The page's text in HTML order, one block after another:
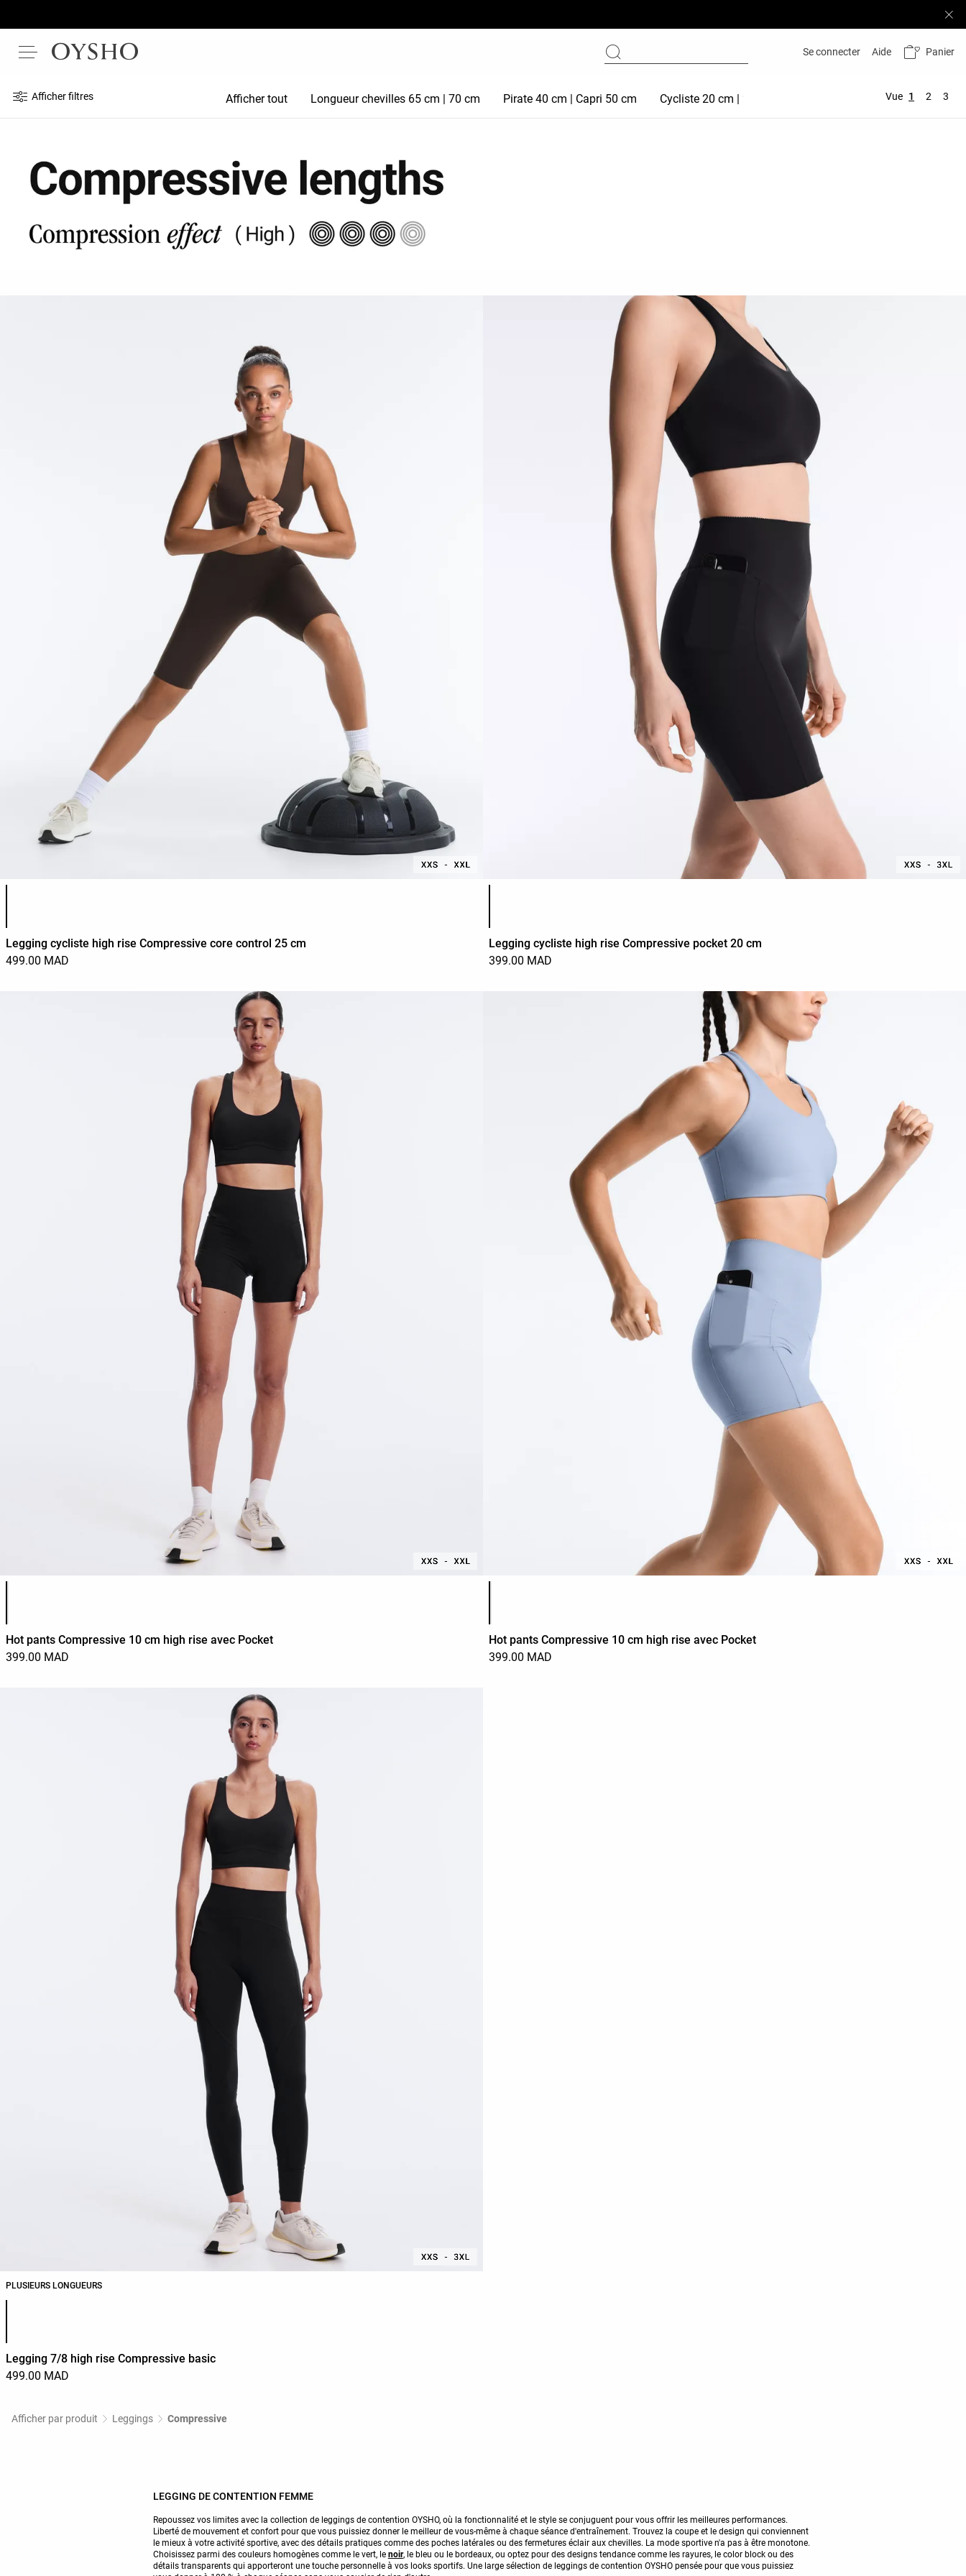
Se connecter Aide Panier
Afficher filtres Afficher tout Longueur chevilles 65 cm | 70 cm Pirate 40 cm | Capri 50 cm Cycliste 20 cm | 25 cm Hot Pant 5 cm | 10 cm
Vue 1 2 3
Legging cycliste high rise Compressive core control 25 cm
499.00 MAD
Legging cycliste high rise Compressive pocket 20 cm
399.00 MAD
Liste des couleurs du produit
Hot pants Compressive 10 cm high rise avec Pocket
399.00 MAD
Liste des couleurs du produit
Hot pants Compressive 10 cm high rise avec Pocket
399.00 MAD
PLUSIEURS LONGUEURS
Legging 7/8 high rise Compressive basic
499.00 MAD
Afficher par produit Leggings Compressive
LEGGING DE CONTENTION FEMME
Repoussez vos limites avec la collection de leggings de contention OYSHO, où la fonctionnalité et le style se conjuguent pour vous offrir les meilleures performances.
Liberté de mouvement et confort pour que vous puissiez donner le meilleur de vous-même à chaque séance d'entraînement. Trouvez la coupe et le design qui conviennent
le mieux à votre activité sportive, avec des détails pratiques comme des poches latérales ou des fermetures éclair aux chevilles. La mode sportive n'a pas à être monotone.
Choisissez parmi des couleurs homogènes comme le vert, le noir, le bleu ou le bordeaux, ou optez pour des designs tendance comme les rayures, le color block ou des
détails transparents qui apporteront une touche personnelle à vos looks sportifs. Une large sélection de leggings de contention OYSHO pensée pour que vous puissiez